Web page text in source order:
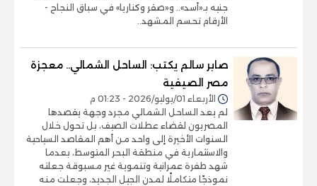
جنيه بـ«أسد».. و«صقر وكناريا» في سباق النجاح -
الأرقام تحسم المشهد..
صابر سالم يكتب: الساحل الشمالي.. معجزة
مصر الصيفية
الأربعاء 01/يوليو/2026 - 01:23 م
لم يعد الساحل الشمالي مجرد وجهة يقصدها
المصريون لقضاء عطلات الصيف، بل تحول خلال
السنوات الأخيرة إلى واحد من أهم المقاصد السياحية
والاستثمارية في منطقة البحر المتوسط، بعدما
شهد طفرة عمرانية وتنموية غير مسبوقة جعلته
نموذجًا متكاملًا لمدن الجيل الجديد، وجعلت منه